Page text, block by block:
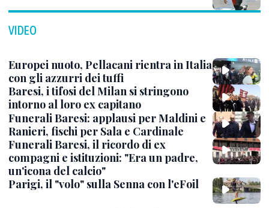
VIDEO
Europei nuoto, Pellacani rientra in Italia
con gli azzurri dei tuffi
Baresi, i tifosi del Milan si stringono
intorno al loro ex capitano
Funerali Baresi: applausi per Maldini e
Ranieri, fischi per Sala e Cardinale
Funerali Baresi, il ricordo di ex
compagni e istituzioni: "Era un padre,
un'icona del calcio"
Parigi, il "volo" sulla Senna con l'eFoil